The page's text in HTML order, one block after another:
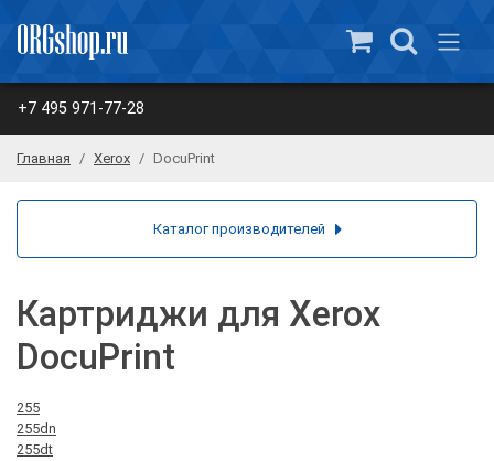
+7 495 971-77-28
Главная Xerox DocuPrint
Картриджи для Xerox
DocuPrint
255
255dn
255dt